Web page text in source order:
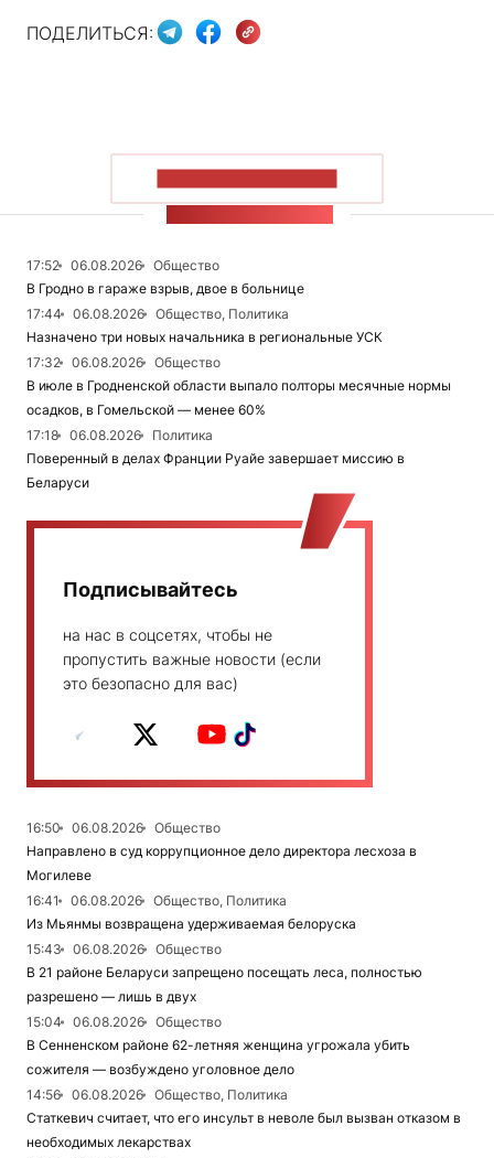
ПОДЕЛИТЬСЯ:
17:52 06.08.2026
Общество
В Гродно в гараже взрыв, двое в больнице
17:44
06.08.2026
Общество, Политика
Назначено три новых начальника в региональные УСК
17:32
06.08.2026
Общество
В июле в Гродненской области выпало полторы месячные нормы
осадков, в Гомельской — менее 60%
17:18
06.08.2026
Политика
Поверенный в делах Франции Руайе завершает миссию в
Беларуси
Подписывайтесь
на нас в соцсетях, чтобы не
пропустить важные новости (если
это безопасно для вас)
16:50 06.08.2026
Общество
Направлено в суд коррупционное дело директора лесхоза в
Могилеве
16:41
06.08.2026
Общество, Политика
Из Мьянмы возвращена удерживаемая белоруска
15:43
06.08.2026
Общество
В 21 районе Беларуси запрещено посещать леса, полностью
разрешено — лишь в двух
15:04
06.08.2026
Общество
В Сенненском районе 62-летняя женщина угрожала убить
сожителя — возбуждено уголовное дело
14:56
06.08.2026
Общество, Политика
Статкевич считает, что его инсульт в неволе был вызван отказом в
необходимых лекарствах